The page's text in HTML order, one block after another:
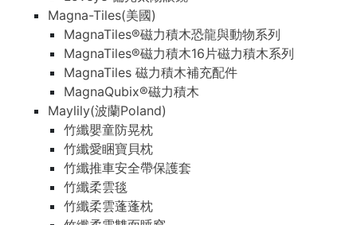
Magna-Tiles(美國)
MagnaTiles®磁力積木恐龍與動物系列
MagnaTiles®磁力積木16片磁力積木系列
MagnaTiles 磁力積木補充配件
MagnaQubix®磁力積木
Maylily(波蘭Poland)
竹纖嬰童防晃枕
竹纖愛睏寶貝枕
竹纖推車安全帶保護套
竹纖柔雲毯
竹纖柔雲蓬蓬枕